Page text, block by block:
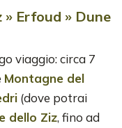
» Erfoud » Dune
viaggio: circa 7
Montagne del
(dove potrai
dello Ziz, fino ad